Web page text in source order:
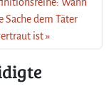
Sache dem Täter
ist